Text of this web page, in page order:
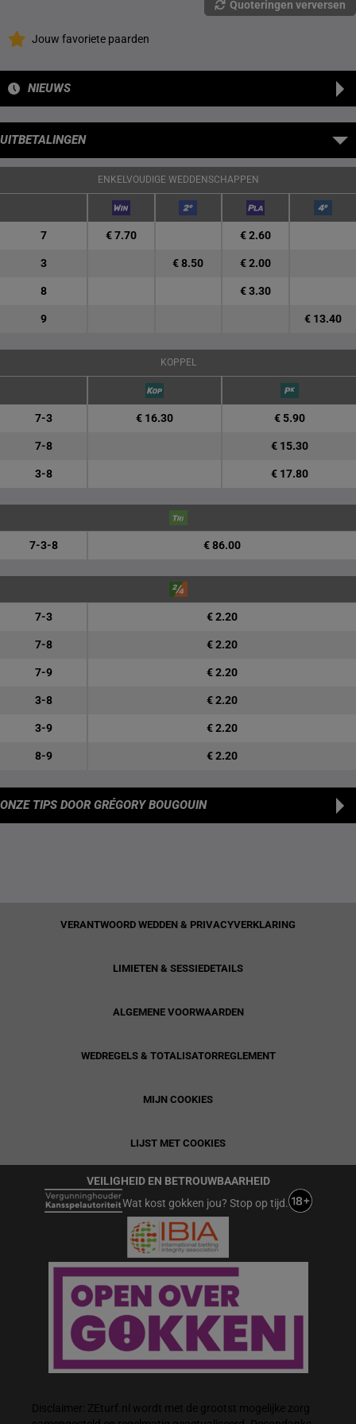
Quoteringen verversen
Jouw favoriete paarden
NIEUWS
UITBETALINGEN
ENKELVOUDIGE WEDDENSCHAPPEN
7 € 7.70 € 2.60
3 € 8.50 € 2.00
8 € 3.30
9 € 13.40
KOPPEL
7-3 € 16.30 € 5.90
7-8 € 15.30
3-8 € 17.80
7-3-8 € 86.00
7-3 € 2.20
7-8 € 2.20
7-9 € 2.20
3-8 € 2.20
3-9 € 2.20
8-9 € 2.20
ONZE TIPS DOOR GRÉGORY BOUGOUIN
VERANTWOORD WEDDEN & PRIVACYVERKLARING
LIMIETEN & SESSIEDETAILS
ALGEMENE VOORWAARDEN
WEDREGELS & TOTALISATORREGLEMENT
MIJN COOKIES
LIJST MET COOKIES
VEILIGHEID EN BETROUWBAARHEID
Wat kost gokken jou? Stop op tijd.
Disclaimer: ZEturf.nl wordt met de grootst mogelijke zorg